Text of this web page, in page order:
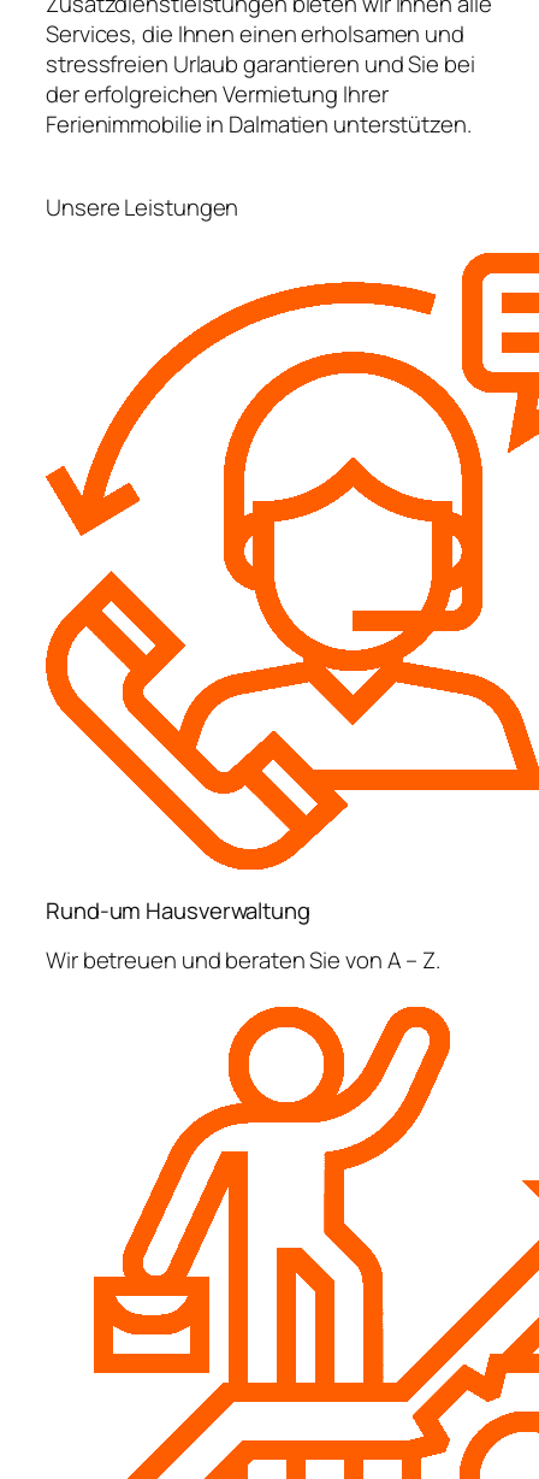
Services, die Ihnen einen erholsamen und
stressfreien Urlaub garantieren und Sie bei
der erfolgreichen Vermietung Ihrer
Ferienimmobilie in Dalmatien unterstützen.
Unsere Leistungen
Rund-um Hausverwaltung
Wir betreuen und beraten Sie von A – Z.